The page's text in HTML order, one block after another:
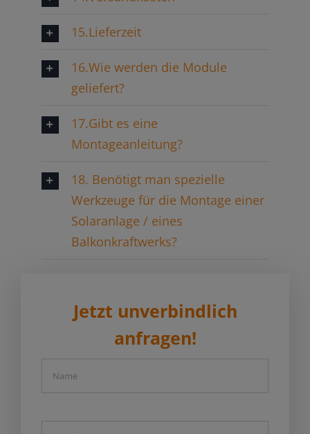
15.Lieferzeit
16.Wie werden die Module
geliefert?
17.Gibt es eine
Montageanleitung?
18. Benötigt man spezielle
Werkzeuge für die Montage einer
Solaranlage / eines
Balkonkraftwerks?
Jetzt unverbindlich
anfragen!